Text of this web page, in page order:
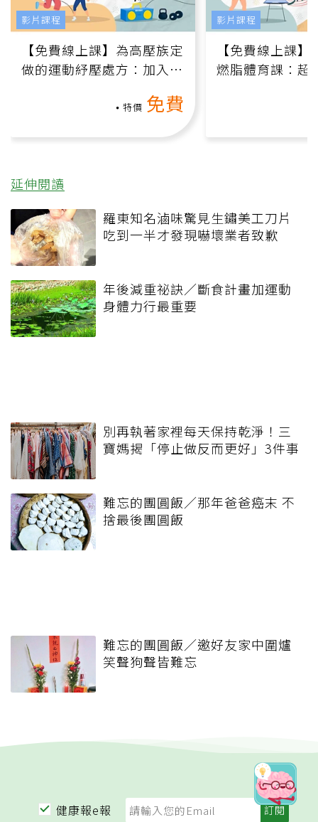
【免費線上課】為高壓族定
做的運動紓壓處方：加入行
特價 免費
影片課程
【免費線上課
燃脂體育課：超
影片課程
延伸閱讀
羅東知名滷味驚見生鏽美工刀片
吃到一半才發現嚇壞業者致歉
年後減重祕訣／斷食計畫加運動
身體力行最重要
別再執著家裡每天保持乾淨！三
寶媽揭「停止做反而更好」3件事
難忘的團圓飯／那年爸爸癌末 不
捨最後團圓飯
難忘的團圓飯／邀好友家中圍爐
笑聲狗聲皆難忘
健康報e報